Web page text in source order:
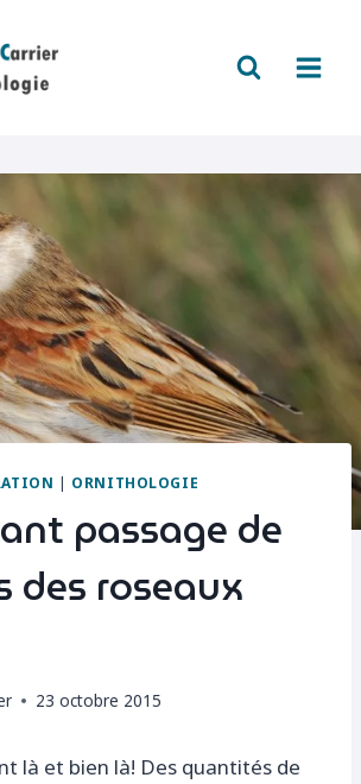
| ORNITHOLOGIE
passage de
des roseaux
23 octobre 2015
là et bien là! Des quantités de